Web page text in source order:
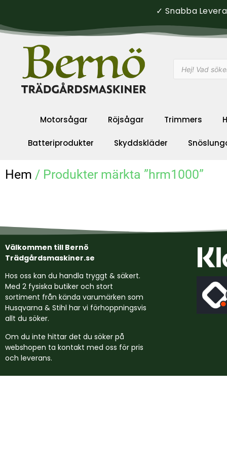
✓ Snabba
Motorsågar Röjsågar Trimmers
Batteriprodukter Skyddskläder
Hem / Produkter märkta ”hrm1000”
Välkommen till Bernö
Trädgårdsmaskiner.se
Hos oss kan du handla tryggt & säkert.
Med 2 fysiska butiker och stort
sortiment från kända varumärken som
Husqvarna & Stihl har vi förhoppningsvis
allt du söker.
Om du inte hittar det du söker på
webshopen ta kontakt med oss för pris
och leverans.